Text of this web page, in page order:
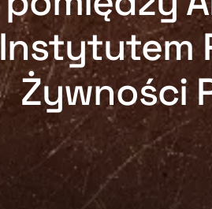
Instytutem
Żywności